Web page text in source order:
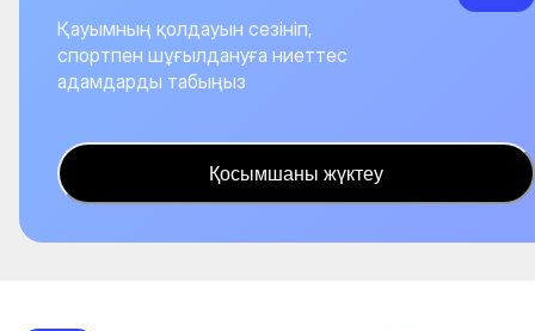
Қауымның қолдауын сезініп,
спортпен шұғылдануға ниеттес
адамдарды табыңыз
Қосымшаны жүктеу